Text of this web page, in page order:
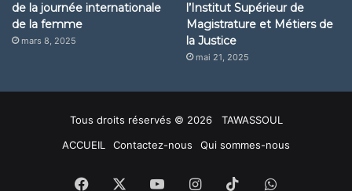
de la journée internationale
de la femme
mars 8, 2025
l’Institut Supérieur de
Magistrature et Métiers de
la Justice
mai 21, 2025
Tous droits réservés © 2026 TAWASSOUL
ACCUEIL
Contactez-nous Qui sommes-nous
Facebook YouTubeInstagram
TikTokWhatsApp